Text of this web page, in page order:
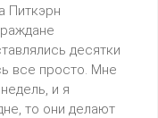
Питкэрн
десятки
все просто. Мне
и я
то они делают